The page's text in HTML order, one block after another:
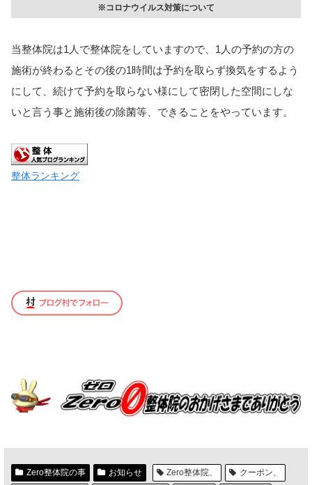
※コロナウイルス対策について
当整体院は1人で整体院をしていますので、1人の予約の方の
施術が終わるとその後の1時間は予約を取らず換気をするよう
にして、続けて予約を取らない様にして密閉した空間にしな
いと言う事と施術後の除菌等、できることをやっています。
整体ランキング
Zero整体院の事 お知らせ Zero整体院、
クーポン、